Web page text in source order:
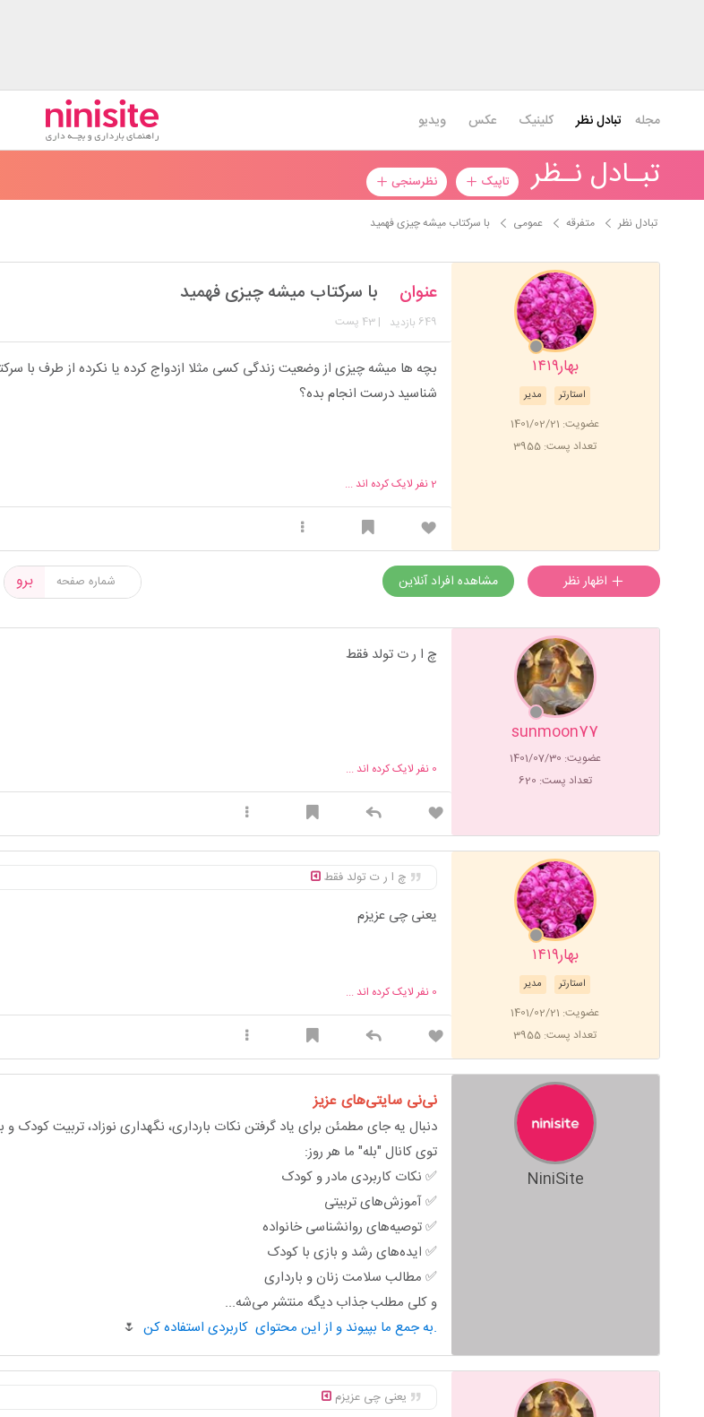
مجله تبادل نظر کلینیک عکس ویدیو
تبـادل نـظر تاپیک نظرسنجی
تبادل نظر متفرقه عمومی با سرکتاب میشه چیزی فهمید
بهار۱۴۱۹
مدیر استارتر
عضویت: 1401/02/21
تعداد پست: 3955
عنوان با سرکتاب میشه چیزی فهمید
649 بازدید | 43 پست
بچه ها میشه چیزی از وضعیت زندگی کسی مثلا ازدواج کرده یا نکرده از طرف با
شناسید درست انجام بده؟
2نفر لایک کرده اند ...
برو مشاهده افراد آنلاین
sunmoon77
عضویت: 1401/07/30
تعداد پست: 620
چ ا ر ت تولد فقط
0 نفر لایک کرده اند ...
بهار۱۴۱۹
مدیر استارتر
عضویت: 1401/02/21
تعداد پست: 3955
چ ا ر ت تولد فقط
یعنی چی عزیزم
0 نفر لایک کرده اند ...
NiniSite
نی‌نی سایتی‌های عزیز
دنبال یه جای مطمئن برای یاد گرفتن نکات بارداری، نگهداری نوزاد، تربیت کودک
توی کانال "بله" ما هر روز:
✅ نکات کاربردی مادر و کودک
✅ آموزش‌های تربیتی
✅ توصیه‌های روانشناسی خانواده
✅ ایده‌های رشد و بازی با کودک
✅ مطالب سلامت زنان و بارداری
و کلی مطلب جذاب دیگه منتشر می‌شه...
به جمع ما بپیوند و از این محتوای کاربردی استفاده کن.
🌷
یعنی چی عزیزم